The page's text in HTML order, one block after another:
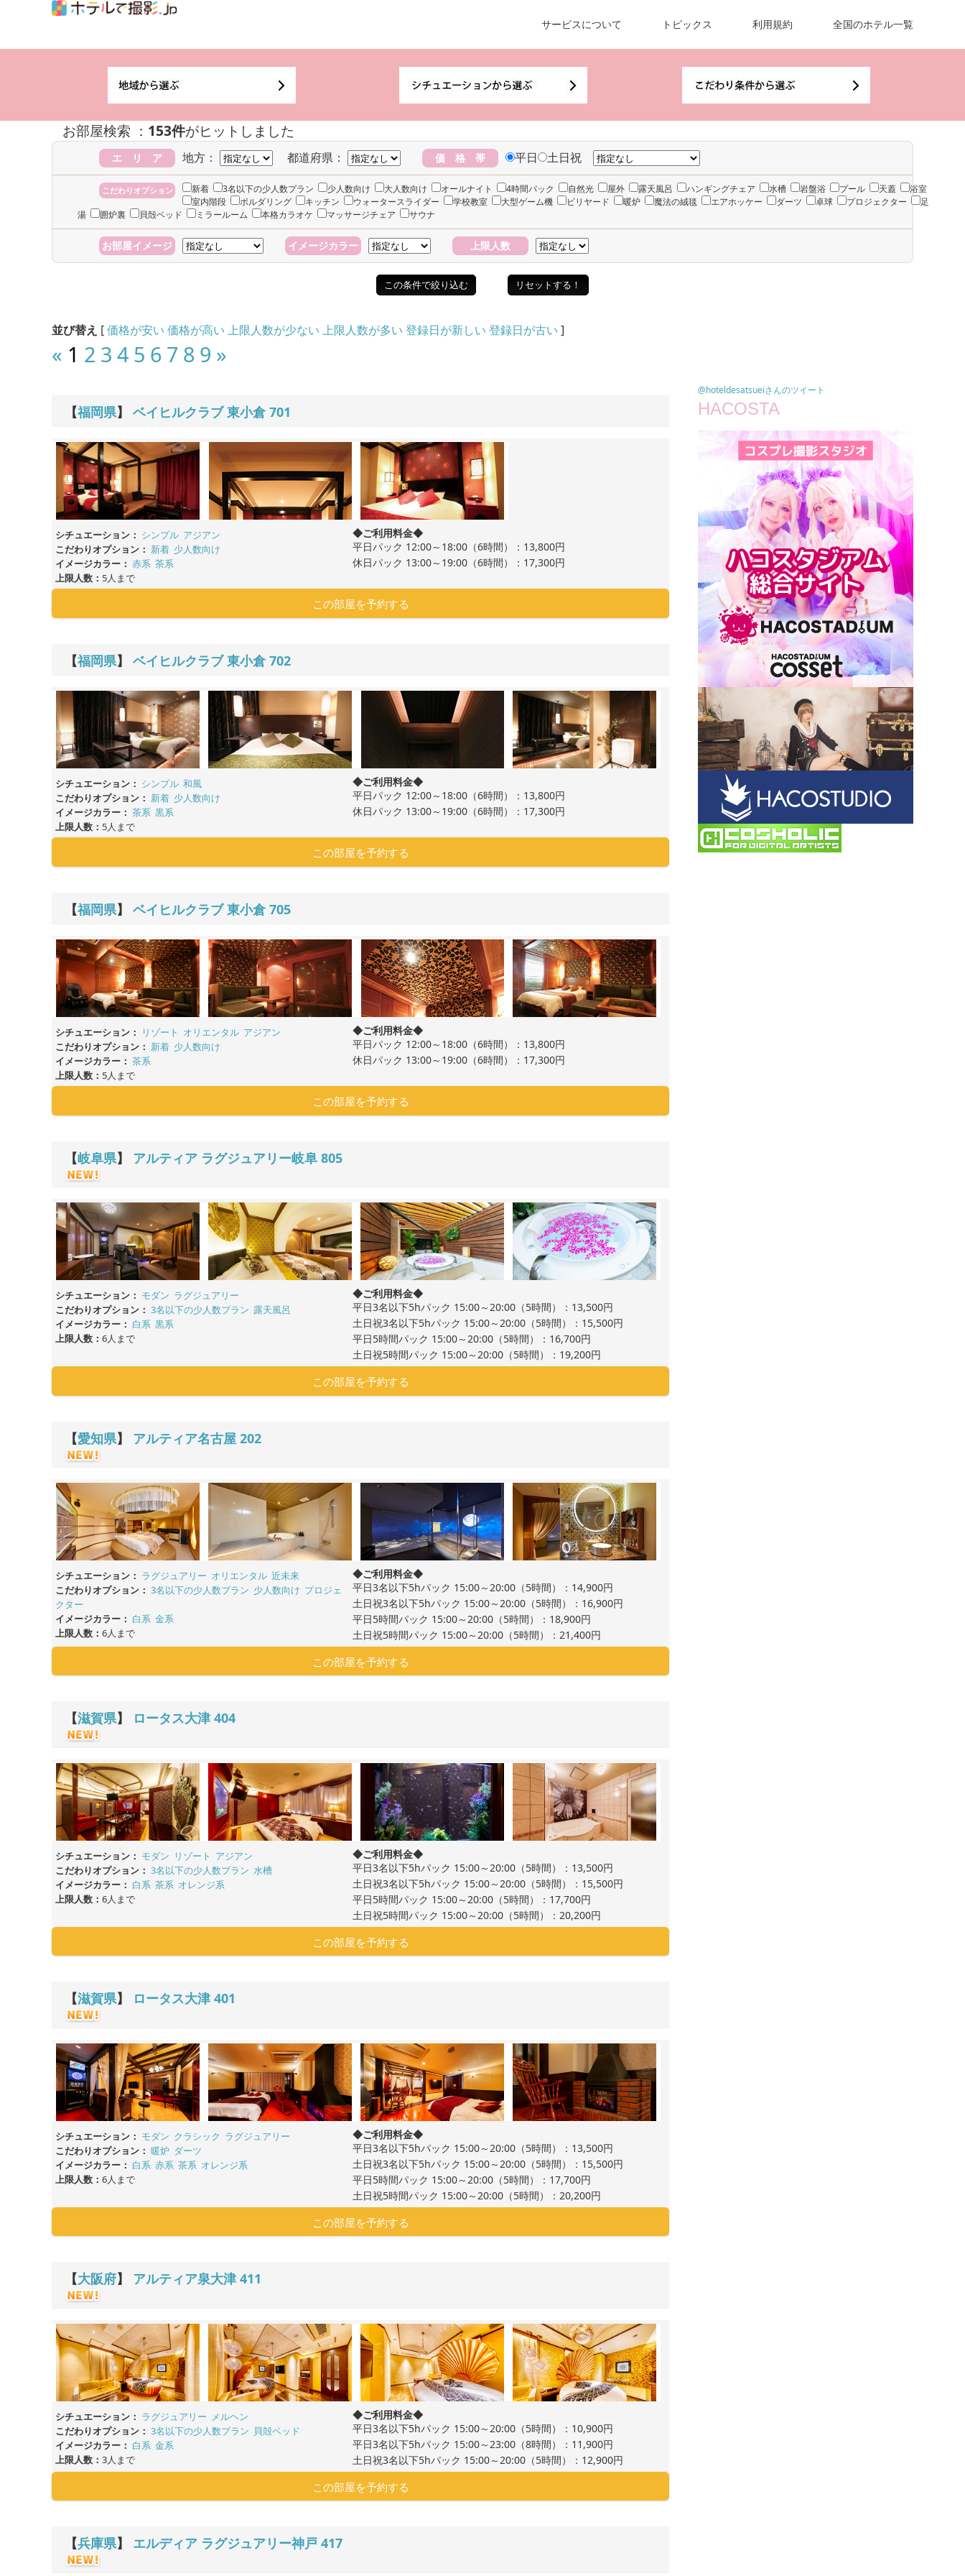
サービスについて トピックス 利用規約 全国のホテル一覧
お部屋検索 ： 153件がヒットしました
エ リ ア 地方： 都道府県： 価 格 帯 平日 土日祝
こだわりオプション 新着 3名以下の少人数プラン 少人数向け 大人数向け オールナイト 4時間パック 自然光 屋外 露天風呂 ハンギングチェア 水槽 岩盤浴 プール 天蓋
浴室
室内階段
ボルダリング キッチン ウォータースライダー 学校教室 大型ゲーム機 ビリヤード 暖炉 魔法の絨毯 エアホッケー ダーツ 卓球 プロジェクター
足
湯
囲炉裏 貝殻ベッド ミラールーム 本格カラオケ マッサージチェア サウナ
お部屋イメージ イメージカラー 上限人数
並び替え [価格が安い 価格が高い 上限人数が少ない 上限人数が多い 登録日が新しい 登録日が古い ]
« 1 2 3 4 5 6 7 8 9 »
【福岡県】 ベイヒルクラブ 東小倉 701
シチュエーション： シンプル アジアン
こだわりオプション： 新着 少人数向け
イメージカラー： 赤系 茶系
上限人数： 5人まで
◆ご利用料金◆
平日パック 12:00～18:00（6時間）：13,800円
休日パック 13:00～19:00（6時間）：17,300円
この部屋を予約する
【福岡県】 ベイヒルクラブ 東小倉 702
シチュエーション： シンプル 和風
こだわりオプション： 新着 少人数向け
イメージカラー： 茶系 黒系
上限人数： 5人まで
◆ご利用料金◆
平日パック 12:00～18:00（6時間）：13,800円
休日パック 13:00～19:00（6時間）：17,300円
この部屋を予約する
【福岡県】 ベイヒルクラブ 東小倉 705
シチュエーション： リゾート オリエンタル アジアン
こだわりオプション： 新着 少人数向け
イメージカラー： 茶系
上限人数： 5人まで
◆ご利用料金◆
平日パック 12:00～18:00（6時間）：13,800円
休日パック 13:00～19:00（6時間）：17,300円
この部屋を予約する
【岐阜県】 アルティア ラグジュアリー岐阜 805
シチュエーション： モダン ラグジュアリー
こだわりオプション： 3名以下の少人数プラン 露天風呂
イメージカラー： 白系 黒系
上限人数： 6人まで
◆ご利用料金◆
平日3名以下5hパック 15:00～20:00（5時間）：13,500円
土日祝3名以下5hパック 15:00～20:00（5時間）：15,500円
平日5時間パック 15:00～20:00（5時間）：16,700円
土日祝5時間パック 15:00～20:00（5時間）：19,200円
この部屋を予約する
【愛知県】 アルティア名古屋 202
シチュエーション： ラグジュアリー オリエンタル 近未来
こだわりオプション： 3名以下の少人数プラン 少人数向け プロジェ
クター
イメージカラー： 白系 金系
上限人数： 6人まで
◆ご利用料金◆
平日3名以下5hパック 15:00～20:00（5時間）：14,900円
土日祝3名以下5hパック 15:00～20:00（5時間）：16,900円
平日5時間パック 15:00～20:00（5時間）：18,900円
土日祝5時間パック 15:00～20:00（5時間）：21,400円
この部屋を予約する
【滋賀県】 ロータス大津 404
シチュエーション： モダン リゾート アジアン
こだわりオプション： 3名以下の少人数プラン 水槽
イメージカラー： 白系 茶系 オレンジ系
上限人数： 6人まで
◆ご利用料金◆
平日3名以下5hパック 15:00～20:00（5時間）：13,500円
土日祝3名以下5hパック 15:00～20:00（5時間）：15,500円
平日5時間パック 15:00～20:00（5時間）：17,700円
土日祝5時間パック 15:00～20:00（5時間）：20,200円
この部屋を予約する
【滋賀県】 ロータス大津 401
シチュエーション： モダン クラシック ラグジュアリー
こだわりオプション： 暖炉 ダーツ
イメージカラー： 白系 赤系 茶系 オレンジ系
上限人数： 6人まで
◆ご利用料金◆
平日3名以下5hパック 15:00～20:00（5時間）：13,500円
土日祝3名以下5hパック 15:00～20:00（5時間）：15,500円
平日5時間パック 15:00～20:00（5時間）：17,700円
土日祝5時間パック 15:00～20:00（5時間）：20,200円
この部屋を予約する
【大阪府】 アルティア泉大津 411
シチュエーション： ラグジュアリー メルヘン
こだわりオプション： 3名以下の少人数プラン 貝殻ベッド
イメージカラー： 白系 金系
上限人数： 3人まで
◆ご利用料金◆
平日3名以下5hパック 15:00～20:00（5時間）：10,900円
平日3名以下5hパック 15:00～23:00（8時間）：11,900円
土日祝3名以下5hパック 15:00～20:00（5時間）：12,900円
この部屋を予約する
【兵庫県】 エルディア ラグジュアリー神戸 417
@hoteldesatsueiさんのツイート
HACOSTA